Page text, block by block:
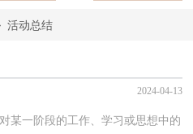
活动总结
2024-04-13
某一阶段的工作、学习或思想中的